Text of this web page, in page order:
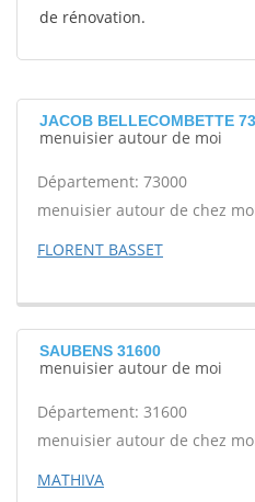
de rénovation.
JACOB BELLECOMBETTE
menuisier autour de moi
Département: 73000
menuisier autour de chez
FLORENT BASSET
SAUBENS 31600
menuisier autour de moi
Département: 31600
menuisier autour de chez
MATHIVA